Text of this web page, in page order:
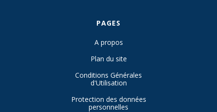
PAGES
A propos
Plan du site
Conditions Générales
d'Utilisation
Protection des données
personnelles